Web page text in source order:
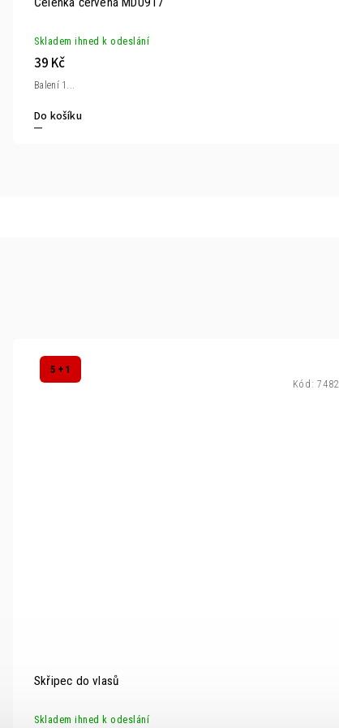
Skladem ihned k odeslání
39 Kč
Do košíku
Balení 1...
5 + 1
Skřipec do vlasů
Skladem ihned k odeslání
Kód: 7482